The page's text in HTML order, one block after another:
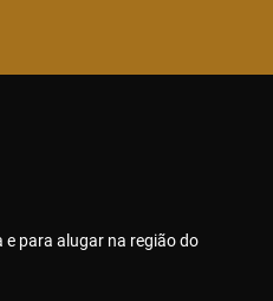
e para alugar na região do